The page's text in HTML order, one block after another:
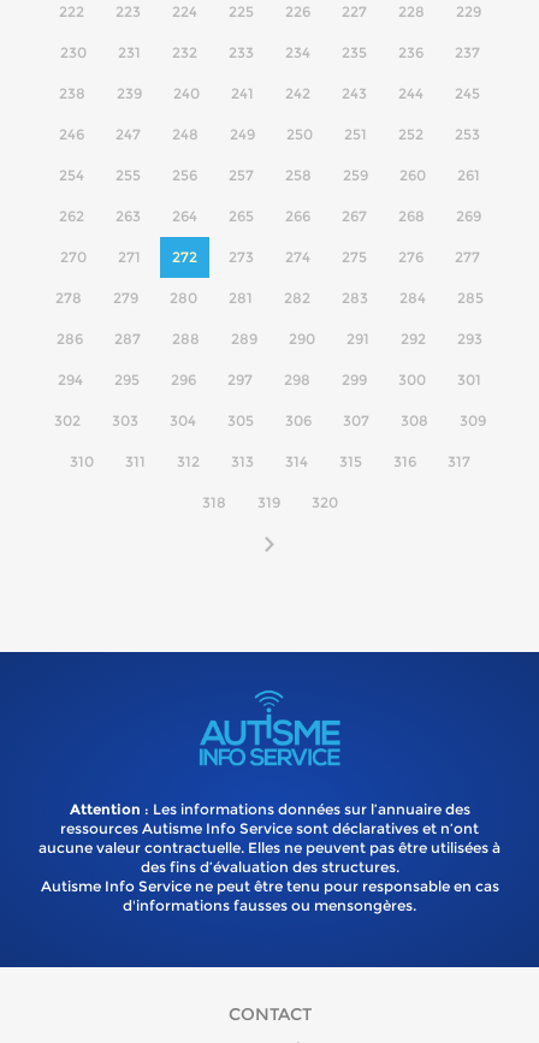
222 223 224 225 226 227 228 229
230 231 232 233 234 235 236 237
238 239 240 241 242 243 244 245
246 247 248 249 250 251 252 253
254 255 256 257 258 259 260 261
262 263 264 265 266 267 268 269
270 271 272 273 274 275 276 277
278 279 280 281 282 283 284 285
286 287 288 289 290 291 292 293
294 295 296 297 298 299 300 301
302 303 304 305 306 307 308 309
310 311 312 313 314 315 316 317
318 319 320
Attention : Les informations données sur l’annuaire des
ressources Autisme Info Service sont déclaratives et n’ont
aucune valeur contractuelle. Elles ne peuvent pas être utilisées à
des fins d’évaluation des structures.
Autisme Info Service ne peut être tenu pour responsable en cas
d'informations fausses ou mensongères.
CONTACT